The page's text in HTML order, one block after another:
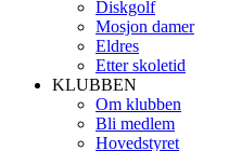
Diskgolf
Mosjon damer
Eldres
Etter skoletid
KLUBBEN
Om klubben
Bli medlem
Hovedstyret